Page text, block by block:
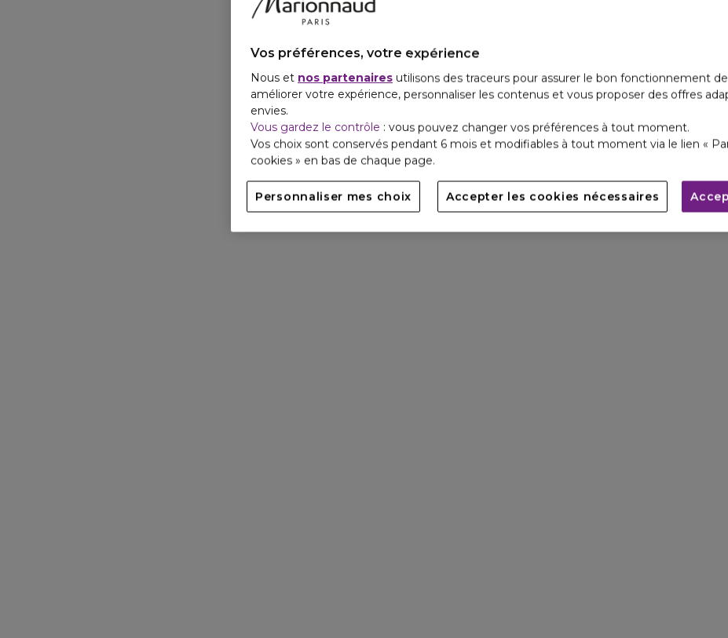
Vos préférences, votre expérience
Nous et nos partenaires utilisons des traceurs pour assurer le bon fonctionnement
améliorer votre expérience, personnaliser les contenus et vous proposer des offres
envies.
Vous gardez le contrôle : vous pouvez changer vos préférences à tout moment.
Vos choix sont conservés pendant 6 mois et modifiables à tout moment via le lien «
cookies » en bas de chaque page.
Personnaliser mes choix Accepter les cookies nécessaires